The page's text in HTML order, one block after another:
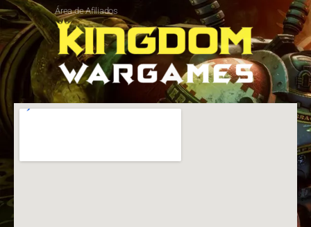
Área de Afiliados